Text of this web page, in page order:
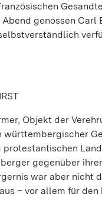
genossen
Objekt der
württembergischer
protestantischen
gegenüber
war aber nicht
– vor allem für